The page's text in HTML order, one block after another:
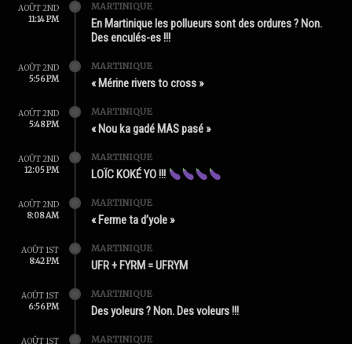
AOÛT 2ND
11:14 PM
MARTINIQUE
En Martinique les pollueurs sont des ordures ? Non.
Des enculés-es !!!
AOÛT 2ND
5:56 PM
MARTINIQUE
« Mérine rivers to cross »
AOÛT 2ND
5:48 PM
MARTINIQUE
« Nou ka gadé MAS pasé »
AOÛT 2ND
12:05 PM
MARTINIQUE
LOÏC KOKÉ YO !!!
AOÛT 2ND
8:08 AM
MARTINIQUE
« Ferme ta d’yole »
AOÛT 1ST
8:42 PM
MARTINIQUE
UFR + FYRM = UFRYM
AOÛT 1ST
6:56 PM
MARTINIQUE
Des yoleurs ? Non. Des voleurs !!!
AOÛT 1ST MARTINIQUE